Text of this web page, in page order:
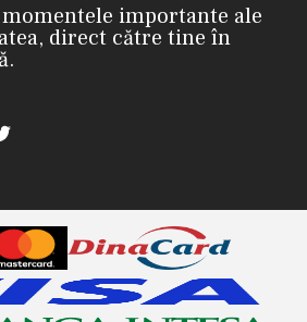
importante ale
direct către tine în